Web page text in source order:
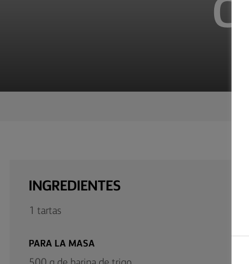
México
INGREDIENTES
1 tartas
PARA LA MASA